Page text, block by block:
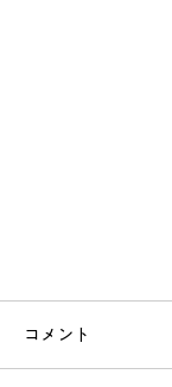
コメント